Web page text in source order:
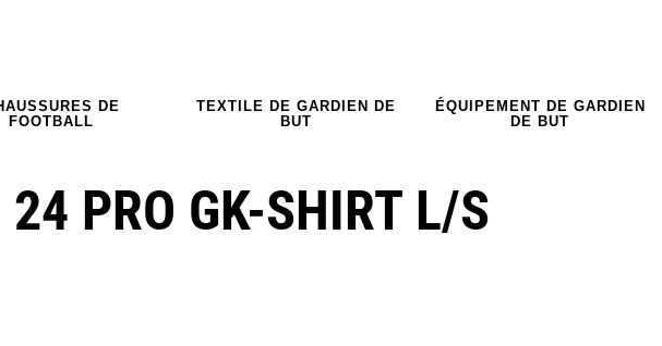
DE
FOOTBALL
TEXTILE DE GARDIEN DE
BUT
ÉQUIPEMENT DE GARDIEN
DE BUT
PRO GK-SHIRT L/S